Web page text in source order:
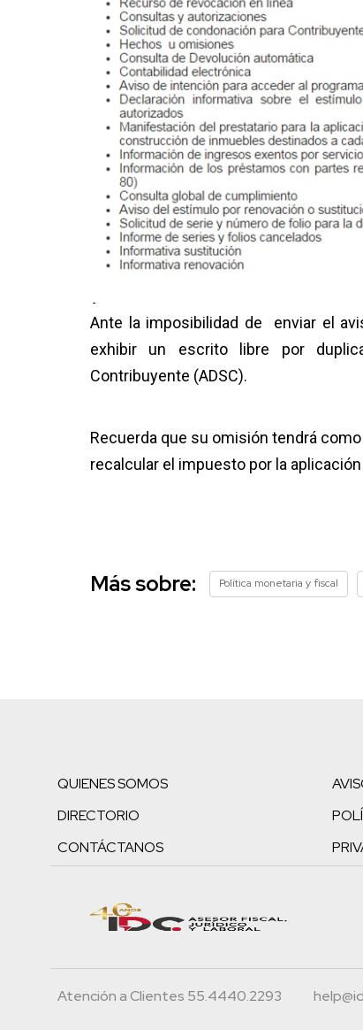
-
Ante la imposibilidad de enviar el
exhibir un escrito libre por
Contribuyente (ADSC).
Recuerda que su omisión tendrá
recalcular el impuesto por la
Más sobre: Política monetaria y fiscal
QUIENES SOMOS
DIRECTORIO
CONTÁCTANOS
Atención a Clientes 55.4440.2293